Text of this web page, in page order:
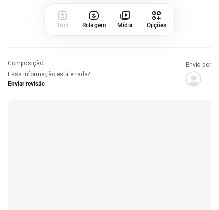
Tom Rolagem Mídia Opções
Composição:
Essa informação está errada?
Enviar revisão
Envio por